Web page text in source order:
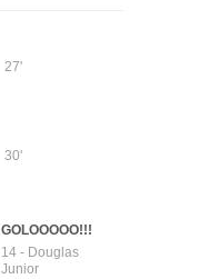
27'
30'
GOLOOOOO!!!
14 - Douglas
Junior